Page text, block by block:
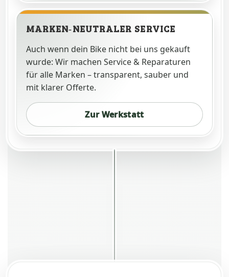
MARKEN‑NEUTRALER SERVICE
Auch wenn dein Bike nicht bei uns gekauft
wurde: Wir machen Service & Reparaturen
für alle Marken – transparent, sauber und
mit klarer Offerte.
Zur Werkstatt